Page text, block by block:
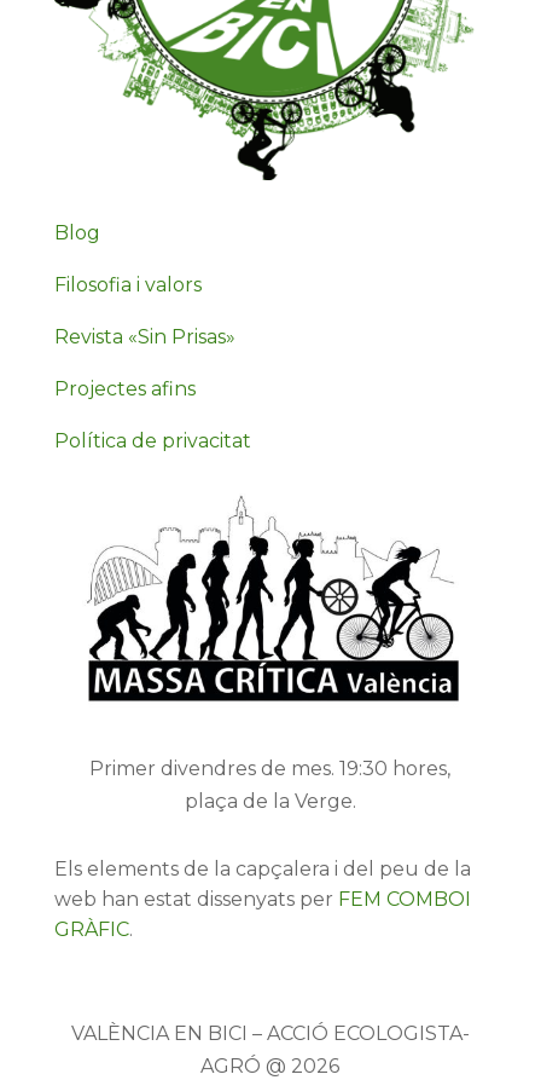
Blog
Filosofia i valors
Revista «Sin Prisas»
Projectes afins
Política de privacitat
Primer divendres de mes. 19:30 hores,
plaça de la Verge.
Els elements de la capçalera i del peu de la
web han estat dissenyats per FEM COMBOI
GRÀFIC.
VALÈNCIA EN BICI – ACCIÓ ECOLOGISTA-
AGRÓ @ 2026